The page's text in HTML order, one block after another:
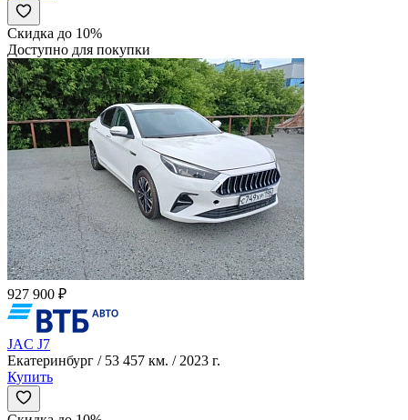
Скидка до 10%
Доступно для покупки
927 900 ₽
JAC J7
Екатеринбург / 53 457 км. / 2023 г.
Купить